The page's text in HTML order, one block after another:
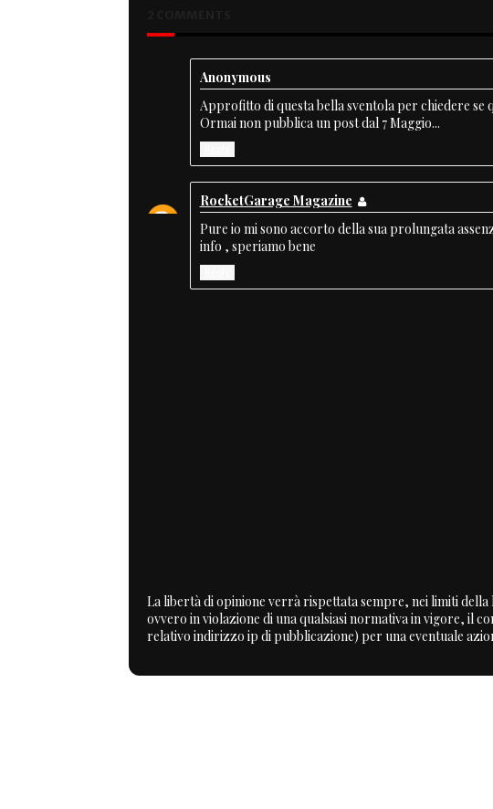
Anonymous
Approfitto di questa bella sventola per chiedere se
Ormai non pubblica un post dal 7 Maggio...
RocketGarage Magazine
Pure io mi sono accorto della sua prolungata
info , speriamo bene
La libertà di opinione verrà rispettata sempre, nei limiti
ovvero in violazione di una qualsiasi normativa in vigore, il
relativo indirizzo ip di pubblicazione) per una eventuale